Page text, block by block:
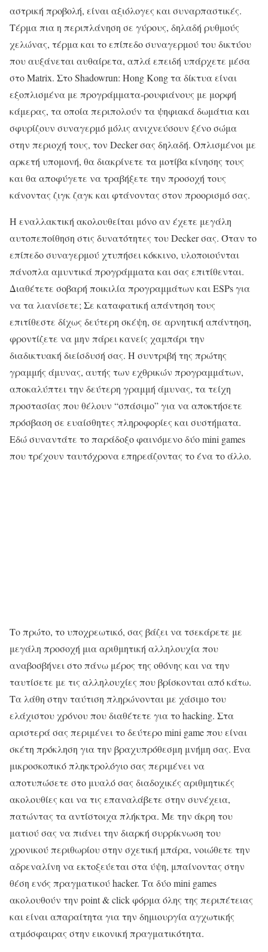
αστρική προβολή, είναι αξιόλογες και συναρπαστικές.
Τέρμα πια η περιπλάνηση σε γύρους, δηλαδή ρυθμούς
χελώνας, τέρμα και το επίπεδο συναγερμού του δικτύου
που αυξάνεται αυθαίρετα, απλά επειδή υπάρχετε μέσα
στο Matrix. Στο Shadowrun: Hong Kong τα δίκτυα είναι
εξοπλισμένα με προγράμματα-ρουφιάνους με μορφή
κάμερας, τα οποία περιπολούν τα ψηφιακά δωμάτια και
σφυρίζουν συναγερμό μόλις ανιχνεύσουν ξένο σώμα
στην περιοχή τους, τον Decker σας δηλαδή. Οπλισμένοι με
αρκετή υπομονή, θα διακρίνετε τα μοτίβα κίνησης τους
και θα αποφύγετε να τραβήξετε την προσοχή τους
κάνοντας ζιγκ ζαγκ και φτάνοντας στον προορισμό σας.
Η εναλλακτική ακολουθείται μόνο αν έχετε μεγάλη
αυτοπεποίθηση στις δυνατότητες του Decker σας. Όταν το
επίπεδο συναγερμού χτυπήσει κόκκινο, υλοποιούνται
πάνοπλα αμυντικά προγράμματα και σας επιτίθενται.
Διαθέτετε σοβαρή ποικιλία προγραμμάτων και ESPs για
να τα λιανίσετε; Σε καταφατική απάντηση τους
επιτίθεστε δίχως δεύτερη σκέψη, σε αρνητική απάντηση,
φροντίζετε να μην πάρει κανείς χαμπάρι την
διαδικτυακή διείσδυσή σας. Η συντριβή της πρώτης
γραμμής άμυνας, αυτής των εχθρικών προγραμμάτων,
αποκαλύπτει την δεύτερη γραμμή άμυνας, τα τείχη
προστασίας που θέλουν “σπάσιμο” για να αποκτήσετε
πρόσβαση σε ευαίσθητες πληροφορίες και συστήματα.
Εδώ συναντάτε το παράδοξο φαινόμενο δύο mini games
που τρέχουν ταυτόχρονα επηρεάζοντας το ένα το άλλο.
Το πρώτο, το υποχρεωτικό, σας βάζει να τσεκάρετε με
μεγάλη προσοχή μια αριθμητική αλληλουχία που
αναβοσβήνει στο πάνω μέρος της οθόνης και να την
ταυτίσετε με τις αλληλουχίες που βρίσκονται από κάτω.
Τα λάθη στην ταύτιση πληρώνονται με χάσιμο του
ελάχιστου χρόνου που διαθέτετε για το hacking. Στα
αριστερά σας περιμένει το δεύτερο mini game που είναι
σκέτη πρόκληση για την βραχυπρόθεσμη μνήμη σας. Ένα
μικροσκοπικό πληκτρολόγιο σας περιμένει να
αποτυπώσετε στο μυαλό σας διαδοχικές αριθμητικές
ακολουθίες και να τις επαναλάβετε στην συνέχεια,
πατώντας τα αντίστοιχα πλήκτρα. Με την άκρη του
ματιού σας να πιάνει την διαρκή συρρίκνωση του
χρονικού περιθωρίου στην σχετική μπάρα, νοιώθετε την
αδρεναλίνη να εκτοξεύεται στα ύψη, μπαίνοντας στην
θέση ενός πραγματικού hacker. Τα δύο mini games
ακολουθούν την point & click φόρμα όλης της περιπέτειας
και είναι απαραίτητα για την δημιουργία αγχωτικής
ατμόσφαιρας στην εικονική πραγματικότητα.